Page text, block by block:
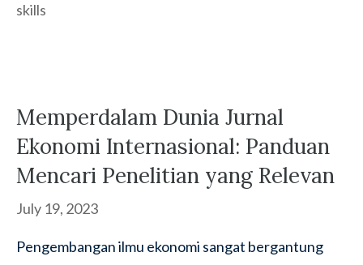
skills
Memperdalam Dunia Jurnal
Ekonomi Internasional: Panduan
Mencari Penelitian yang Relevan
July 19, 2023
Pengembangan ilmu ekonomi sangat bergantung